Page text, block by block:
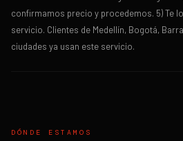
confirmamos precio y procedemos. 5) Te
servicio. Clientes de Medellín, Bogotá,
ciudades ya usan este servicio.
DÓNDE ESTAMOS